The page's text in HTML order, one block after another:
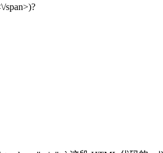
span>)?